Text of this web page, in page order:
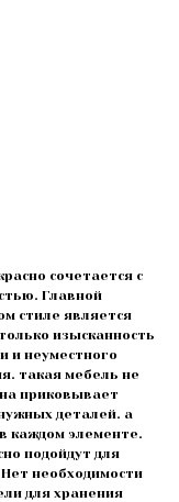
сочетается с
Главной
стиле является
изысканность
и неуместного
такая мебель не
приковывает
деталей. а
каждом элементе.
подойдут для
необходимости
для хранения